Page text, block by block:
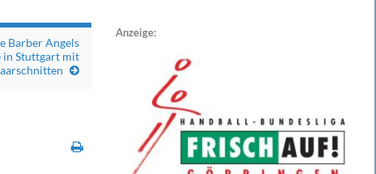
Barber Angels
in Stuttgart mit
Anzeige: